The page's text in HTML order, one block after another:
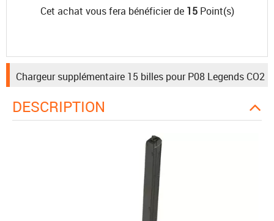
Cet achat vous fera bénéficier de 15Point(s)
Chargeur supplémentaire 15 billes pour P08 Legends CO2
DESCRIPTION